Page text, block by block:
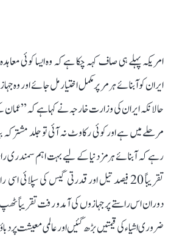
امریکہ پہلے ہی صاف کہہ چکا ہے کہ وہ ایسا کوئی
ایران کو آبنائے ہرمر پر مکمل اختیار مل جائے
حالانکہ ایران کی وزارت خارجہ نے کہا ہے کہ
مرحلے میں ہے اور کوئی رکاوٹ نہ آئی تو جلد
رہے کہ آبنائے ہرمز دنیا کے لیے بہت اہم سمندری
تقریباً 20 فیصد تیل اور قدرتی گیس کی
دوران اس راستے پر جہازوں کی آمد و رفت تقریباً
ضروری اشیاء کی قیمتیں بڑھ گئیں اور عالمی معیشت پر